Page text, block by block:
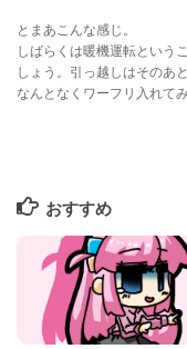
とまあこんな感じ。
しばらくは暖機運転という
しょう。引っ越しはそのあと
なんとなくワーフリ入れてみ
おすすめ